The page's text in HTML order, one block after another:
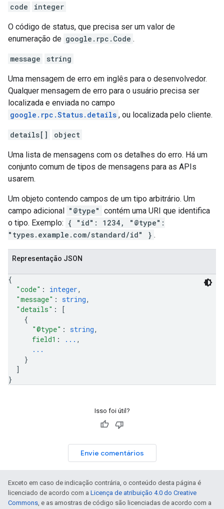
code
integer
O código de status, que precisa ser um valor de
enumeração de google.rpc.Code .
message string
Uma mensagem de erro em inglês para o desenvolvedor.
Qualquer mensagem de erro para o usuário precisa ser
localizada e enviada no campo
google.rpc.Status.details , ou localizada pelo cliente.
details[] object
Uma lista de mensagens com os detalhes do erro. Há um
conjunto comum de tipos de mensagens para as APIs
usarem.
Um objeto contendo campos de um tipo arbitrário. Um
campo adicional "@type" contém uma URI que identifica
o tipo. Exemplo: { "id": 1234, "@type":
"types.example.com/standard/id" } .
Representação JSON
{
"code" : integer,
"message" : string,
"details" :
[
{
"@type" : string,
field1 : ... ,
...
}
]
}
Isso foi útil?
Envie comentários
Exceto em caso de indicação contrária, o conteúdo desta página é
licenciado de acordo com a Licença de atribuição 4.0 do Creative
Commons, e as amostras de código são licenciadas de acordo com a